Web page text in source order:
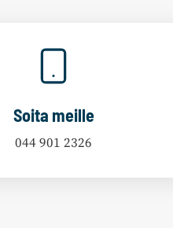
Soita meille
044 901 2326